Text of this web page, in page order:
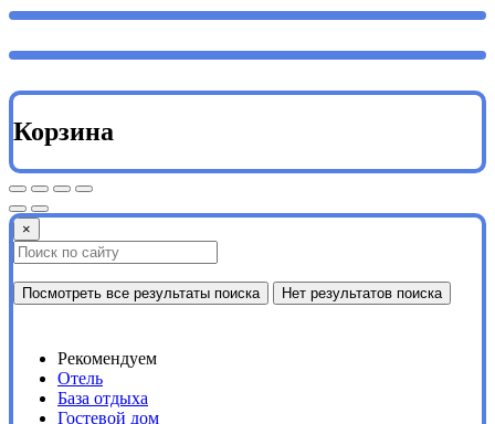
Корзина
×
Посмотреть все результаты поиска Нет результатов поиска
Рекомендуем
Отель
База отдыха
Гостевой дом